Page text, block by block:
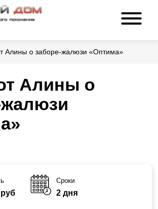
Алины о заборе-жалюзи «Оптима»
Алины о
Сроки
2 дня